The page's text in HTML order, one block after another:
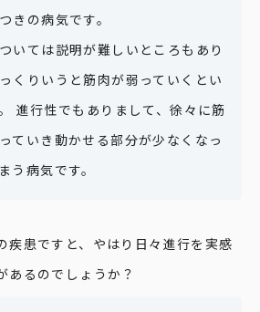
きの病気です。
いては説明が難しいところもあり
くりいうと筋肉が弱っていくとい
進行性でもありまして、徐々に筋
ていき動かせる部分が少なくなっ
う病気です。
疾患ですと、やはり日々進行を実感
あるのでしょうか？